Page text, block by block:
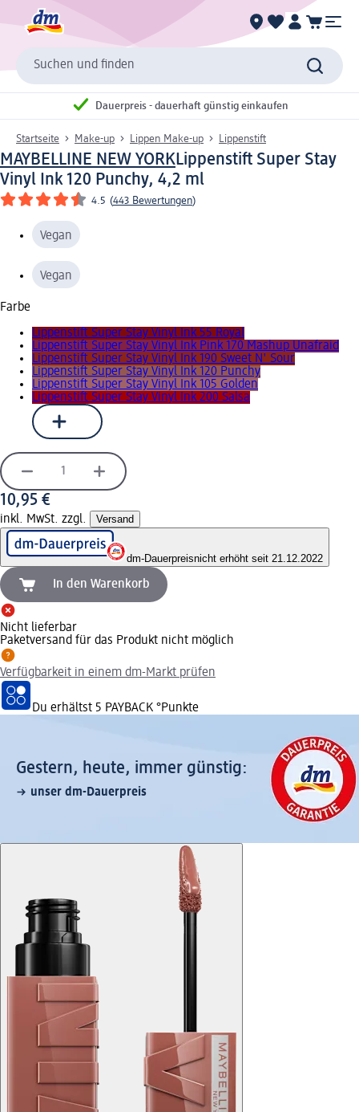
Suchen und finden
Dauerpreis - dauerhaft günstig einkaufen
Startseite Make-up Lippen Make-up Lippenstift
MAYBELLINE NEW YORKLippenstift Super Stay
Vinyl Ink 120 Punchy, 4,2 ml
4.5 (443 Bewertungen)
Vegan
Vegan
Farbe
Lippenstift Super Stay Vinyl Ink 55 Royal
Lippenstift Super Stay Vinyl Ink Pink 170 Mashup Unafraid
Lippenstift Super Stay Vinyl Ink 190 Sweet N' Sour
Lippenstift Super Stay Vinyl Ink 120 Punchy
Lippenstift Super Stay Vinyl Ink 105 Golden
Lippenstift Super Stay Vinyl Ink 200 Salsa
10,95 €
inkl. MwSt. zzgl. Versand
dm-Dauerpreisnicht erhöht seit 21.12.2022
In den Warenkorb
Nicht lieferbar
Paketversand für das Produkt nicht möglich
Verfügbarkeit in einem dm-Markt prüfen
Du erhältst 5 PAYBACK °Punkte
Gestern, heute, immer günstig:
unser dm-Dauerpreis